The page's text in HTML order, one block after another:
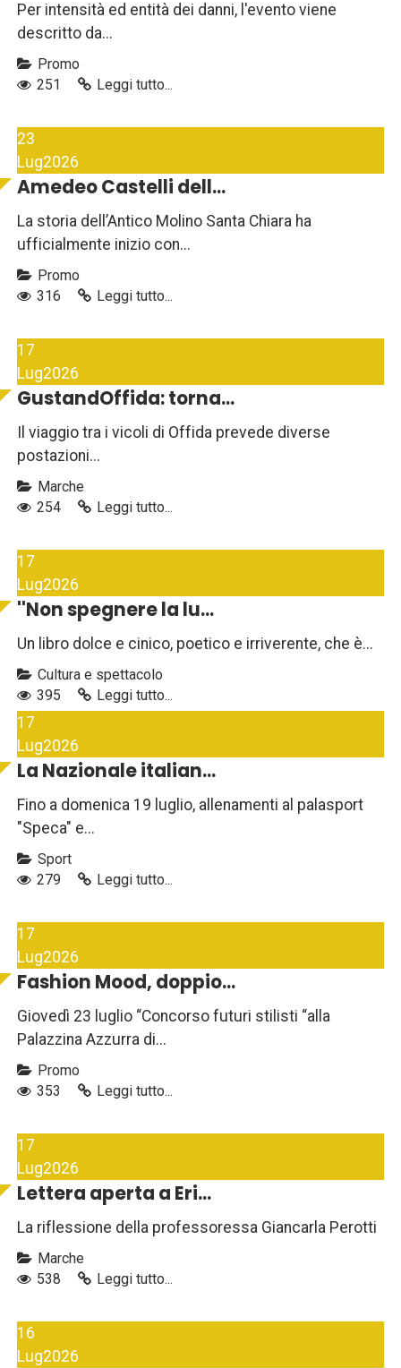
Per intensità ed entità dei danni, l'evento viene
descritto da...
Promo
251
Leggi tutto...
23
Lug2026
Amedeo Castelli dell...
La storia dell’Antico Molino Santa Chiara ha
ufficialmente inizio con...
Promo
316
Leggi tutto...
17
Lug2026
GustandOffida: torna...
Il viaggio tra i vicoli di Offida prevede diverse
postazioni...
Marche
254
Leggi tutto...
17
Lug2026
''Non spegnere la lu...
Un libro dolce e cinico, poetico e irriverente, che è...
Cultura e spettacolo
395
Leggi tutto...
17
Lug2026
La Nazionale italian...
Fino a domenica 19 luglio, allenamenti al palasport
"Speca" e...
Sport
279
Leggi tutto...
17
Lug2026
Fashion Mood, doppio...
Giovedì 23 luglio “Concorso futuri stilisti “alla
Palazzina Azzurra di...
Promo
353
Leggi tutto...
17
Lug2026
Lettera aperta a Eri...
La riflessione della professoressa Giancarla Perotti
Marche
538
Leggi tutto...
16
Lug2026